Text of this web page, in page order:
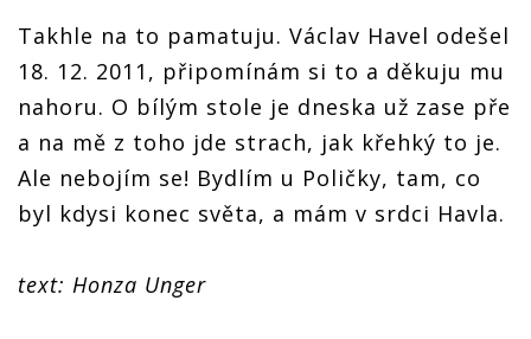
Takhle na to pamatuju. Václav Havel odešel
18. 12. 2011, připomínám si to a děkuju mu
nahoru. O bílým stole je dneska už zase pře
a na mě z toho jde strach, jak křehký to je.
Ale nebojím se! Bydlím u Poličky, tam, co
byl kdysi konec světa, a mám v srdci Havla.
text: Honza Unger